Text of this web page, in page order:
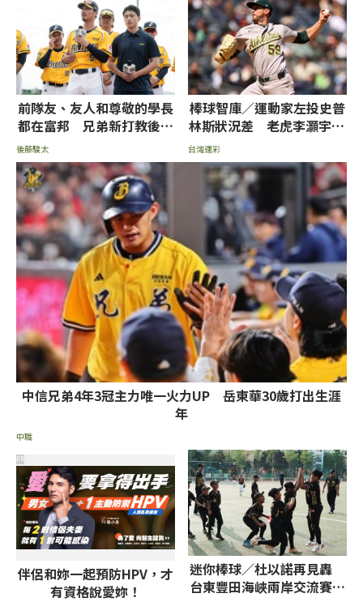
前隊友、友人和尊敬的學長
都在富邦 兄弟新打教後藤
駿太：不想輸他們
後藤駿太
棒球智庫／運動家左投史普
林斯狀況差 老虎李灝宇+2
台灣運彩
中信兄弟4年3冠主力唯一火力UP 岳東華30歲打出生涯
年
中職
伴侶和妳一起預防HPV，才
有資格說愛妳！
PR
迷你棒球／杜以諾再見轟
台東豐田海峽兩岸交流賽封